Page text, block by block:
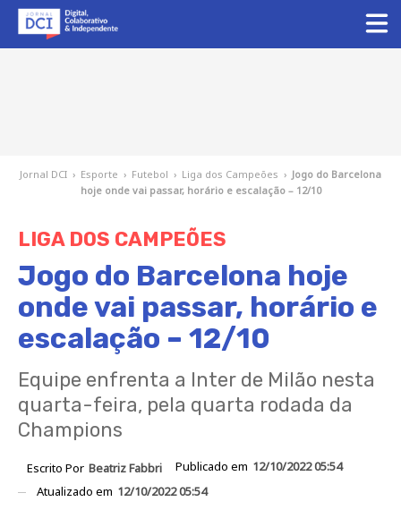
Jornal DCI › Esporte › Futebol › Liga dos Campeões › Jogo do Barcelona
hoje onde vai passar, horário e escalação – 12/10
LIGA DOS CAMPEÕES
Jogo do Barcelona hoje
onde vai passar, horário e
escalação – 12/10
Equipe enfrenta a Inter de Milão nesta
quarta-feira, pela quarta rodada da
Champions
Escrito Por Beatriz Fabbri Publicado em 12/10/2022 05:54
Atualizado em 12/10/2022 05:54